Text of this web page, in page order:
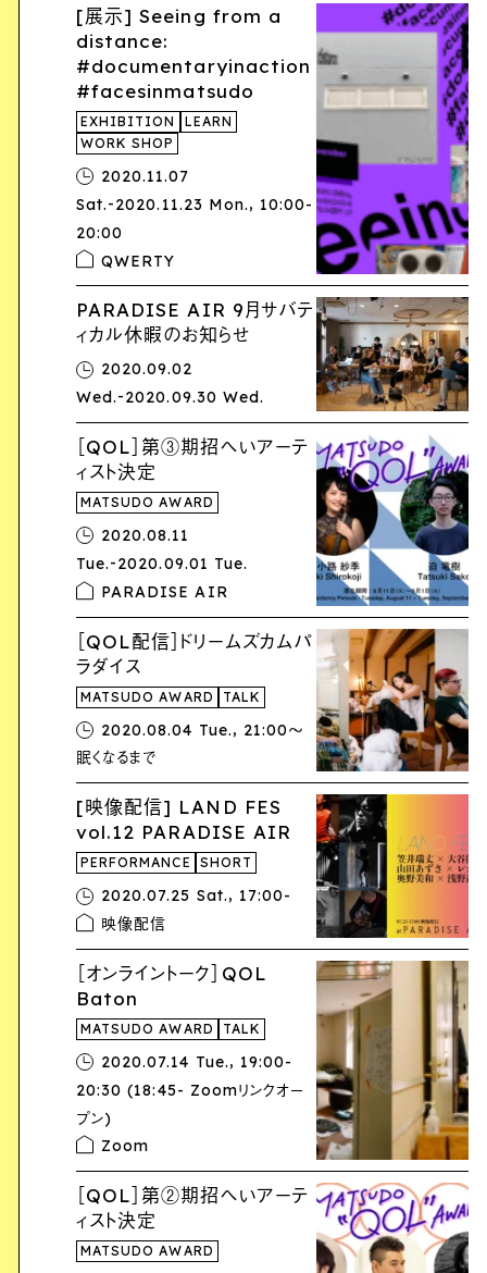
[展示] Seeing from a
distance:
#documentaryinaction
#facesinmatsudo
EXHIBITION
LEARN
WORK SHOP
2020.11.07
Sat.-2020.11.23 Mon., 10:00-
20:00
QWERTY
PARADISE AIR 9月サバテ
ィカル休暇のお知らせ
2020.09.02
Wed.-2020.09.30 Wed.
［QOL］第③期招へいアーテ
ィスト決定
MATSUDO AWARD
2020.08.11
Tue.-2020.09.01 Tue.
PARADISE AIR
［QOL配信］ドリームズカムパ
ラダイス
MATSUDO AWARD TALK
2020.08.04 Tue., 21:00〜
眠くなるまで
[映像配信] LAND FES
vol.12 PARADISE AIR
PERFORMANCE SHORT
2020.07.25 Sat., 17:00-
映像配信
［オンライントーク］QOL
Baton
MATSUDO AWARD TALK
2020.07.14 Tue., 19:00-
20:30 (18:45- Zoomリンクオー
プン)
Zoom
［QOL］第②期招へいアーテ
ィスト決定
MATSUDO AWARD